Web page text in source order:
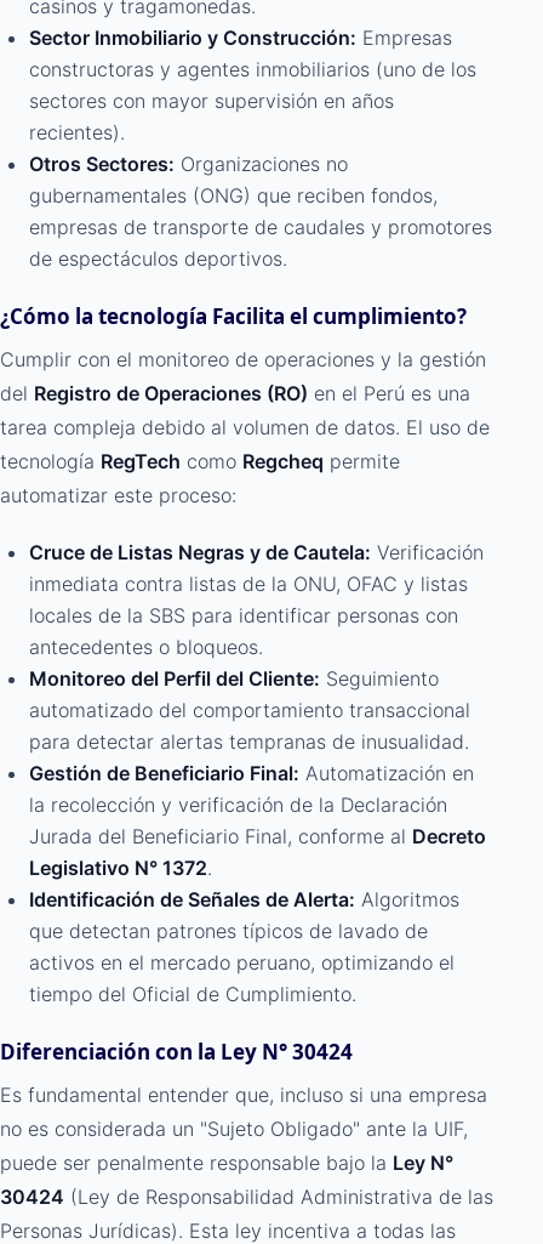
casinos y tragamonedas.
Sector Inmobiliario y Construcción: Empresas
constructoras y agentes inmobiliarios (uno de los
sectores con mayor supervisión en años
recientes).
Otros Sectores: Organizaciones no
gubernamentales (ONG) que reciben fondos,
empresas de transporte de caudales y promotores
de espectáculos deportivos.
¿Cómo la tecnología Facilita el cumplimiento?
Cumplir con el monitoreo de operaciones y la gestión
del Registro de Operaciones (RO) en el Perú es una
tarea compleja debido al volumen de datos. El uso de
tecnología RegTech como Regcheq permite
automatizar este proceso:
Cruce de Listas Negras y de Cautela: Verificación
inmediata contra listas de la ONU, OFAC y listas
locales de la SBS para identificar personas con
antecedentes o bloqueos.
Monitoreo del Perfil del Cliente: Seguimiento
automatizado del comportamiento transaccional
para detectar alertas tempranas de inusualidad.
Gestión de Beneficiario Final: Automatización en
la recolección y verificación de la Declaración
Jurada del Beneficiario Final, conforme al Decreto
Legislativo N° 1372.
Identificación de Señales de Alerta: Algoritmos
que detectan patrones típicos de lavado de
activos en el mercado peruano, optimizando el
tiempo del Oficial de Cumplimiento.
Diferenciación con la Ley N° 30424
Es fundamental entender que, incluso si una empresa
no es considerada un "Sujeto Obligado" ante la UIF,
puede ser penalmente responsable bajo la Ley N°
30424 (Ley de Responsabilidad Administrativa de las
Personas Jurídicas). Esta ley incentiva a todas las